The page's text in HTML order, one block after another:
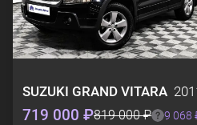
SUZUKI GRAND VITARA
719 000 ₽819 000 ₽ 9 068